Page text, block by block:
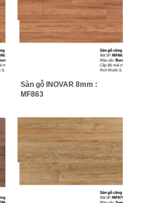
Sàn gỗ INOVAR 8mm :
MF863